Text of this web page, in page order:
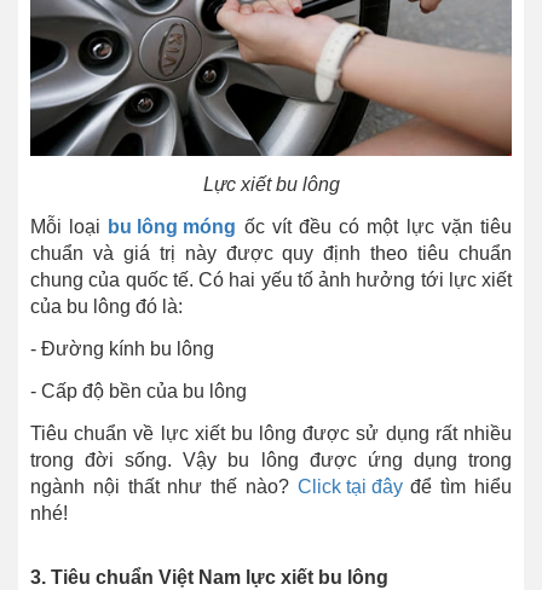
Lực xiết bu lông
Mỗi loại bu lông móng ốc vít đều có một lực vặn tiêu
chuẩn và giá trị này được quy định theo tiêu chuẩn
chung của quốc tế. Có hai yếu tố ảnh hưởng tới lực xiết
của bu lông đó là:
- Đường kính bu lông
- Cấp độ bền của bu lông
Tiêu chuẩn về lực xiết bu lông được sử dụng rất nhiều
trong đời sống. Vậy bu lông được ứng dụng trong
ngành nội thất như thế nào? Click tại đâyđể tìm hiểu
nhé!
3. Tiêu chuẩn Việt Nam lực xiết bu lông